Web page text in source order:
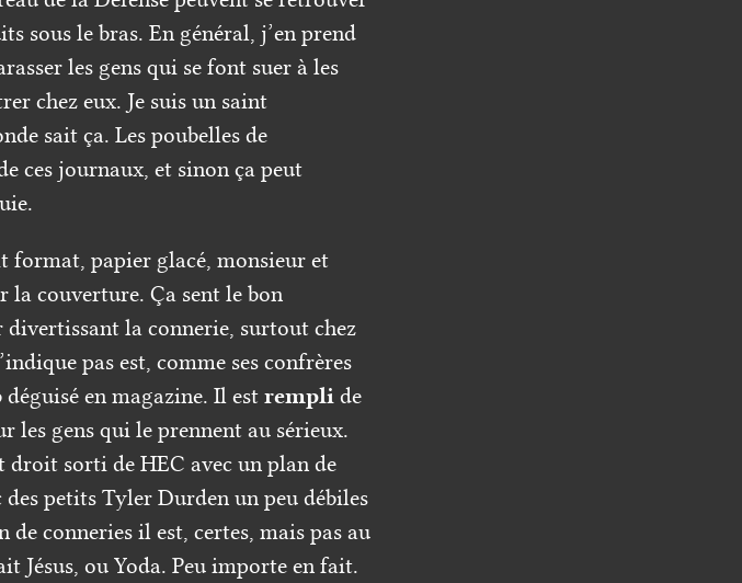
sous le bras. En général, j’en prend
les gens qui se font suer à les
chez eux. Je suis un saint
sait ça. Les poubelles de
ces journaux, et sinon ça peut
format, papier glacé, monsieur et
la couverture. Ça sent le bon
divertissant la connerie, surtout chez
pas est, comme ses confrères
en magazine. Il est rempli de
les gens qui le prennent au sérieux.
droit sorti de HEC avec un plan de
petits Tyler Durden un peu débiles
conneries il est, certes, mais pas au
Jésus, ou Yoda. Peu importe en fait.